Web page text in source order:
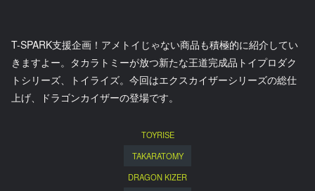
T-SPARK支援企画！アメトイじゃない商品も積極的に紹介してい
きますよー。タカラトミーが放つ新たな王道完成品トイプロダク
トシリーズ、トイライズ。今回はエクスカイザーシリーズの総仕
上げ、ドラゴンカイザーの登場です。
TOYRISE
TAKARATOMY
DRAGON KIZER